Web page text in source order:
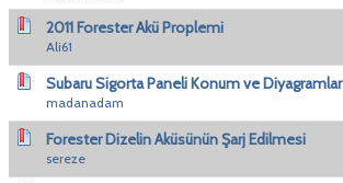
2011 Forester Akü Proplemi
Ali61
Subaru Sigorta Paneli Konum ve Diyagramlar
madanadam
Forester Dizelin Aküsünün Şarj Edilmesi
sereze